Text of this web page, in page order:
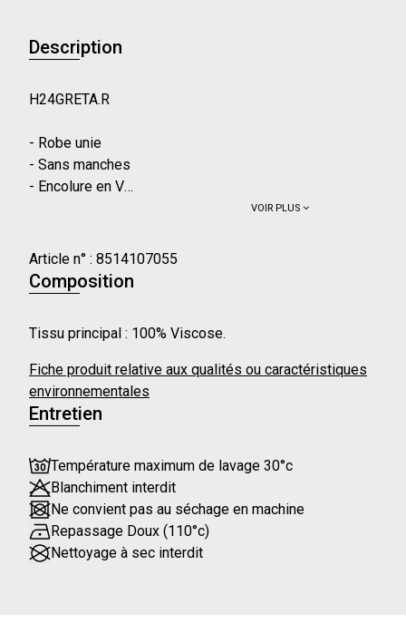
Description
H24GRETA.R
- Robe unie
- Sans manches
- Encolure en V
- Longueur : genoux
Pauline mesure 172cm et porte une taille 36
VOIR PLUS
Article n° : 8514107055
Composition
Tissu principal : 100% Viscose.
Fiche produit relative aux qualités ou caractéristiques
environnementales
Entretien
Température maximum de lavage 30°c
Blanchiment interdit
Ne convient pas au séchage en machine
Repassage Doux (110°c)
Nettoyage à sec interdit